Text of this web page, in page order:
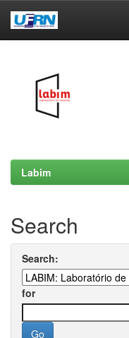
Labim
Search
Search:
for